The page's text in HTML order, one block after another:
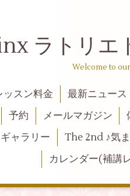
ラトリエ
Welcome to
ッスン料金 最新ニュース
予約 メールマガジン
ャラリー
The 2nd ♪気
カレンダー(補講